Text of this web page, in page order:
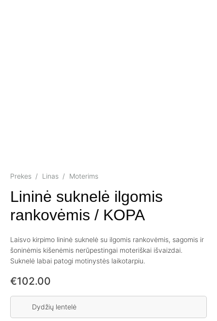
Prekes / Linas / Moterims
Lininė suknelė ilgomis
rankovėmis / KOPA
Laisvo kirpimo lininė suknelė su ilgomis rankovėmis, sagomis ir
šoninėmis kišenėmis nerūpestingai moteriškai išvaizdai.
Suknelė labai patogi motinystės laikotarpiu.
€102.00
Dydžių lentelė